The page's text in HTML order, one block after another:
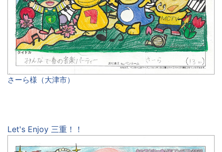
さーら様（大津市）
Let's Enjoy 三重！！